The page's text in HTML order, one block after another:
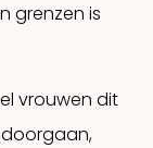
grenzen is
vrouwen dit
doorgaan,